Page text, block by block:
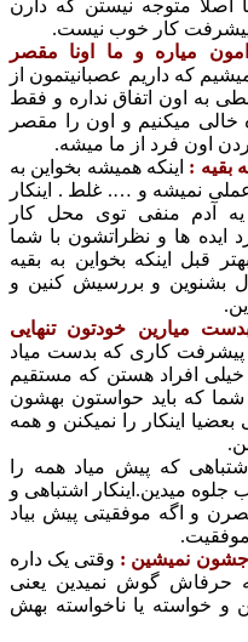
نیستن که دارن
کار خوب نیست.
و ما اونا مقصر
عصبانیتمون از
نداره و فقط
و اون را مقصر
از ما میشه.
همیشه بخواین به
و …. غلط . اینکار
توی محل کار
با شما
بخواین به بقیه
و بررسیش کنین و
خودتون تنهایی
که بدست میاد
هستن که مستقیم
حواستون بهشون
را نمیکنن و همه
پیش میاد همه را
اشتباهی و
موفقیتی پیش بیاد
: وقتی یک داره
نمیدین یعنی
یا ناخواسته بهش